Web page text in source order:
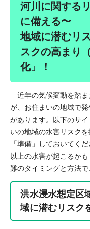
河川に関する
に備える〜​
地域に潜むリ
スクの高まり
化」！
近年の気候変動を踏ま
が、お住まいの地域で
があります。以下のサ
いの地域の水害リスク
「準備」しておいてく
以上の水害が起こるか
難のタイミングと方法で
洪水浸水想定区
域に潜むリスク